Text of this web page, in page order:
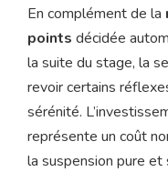
En complément de la
points décidée
la suite du stage, la
revoir certains
sérénité.
représente un coût
la suspension pure et